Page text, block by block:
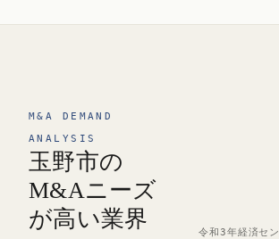
M&A DEMAND
ANALYSIS
玉野市の
M&Aニーズ
が高い業界
令和3年経済セ